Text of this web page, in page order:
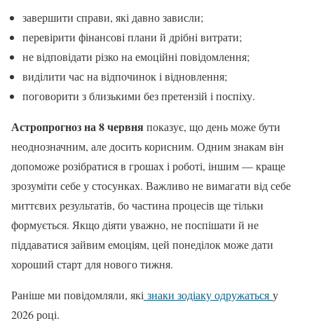
завершити справи, які давно зависли;
перевірити фінансові плани й дрібні витрати;
не відповідати різко на емоційні повідомлення;
виділити час на відпочинок і відновлення;
поговорити з близькими без претензій і поспіху.
Астропрогноз на 8 червняпоказує, що день може бути
неоднозначним, але досить корисним. Одним знакам він
допоможе розібратися в грошах і роботі, іншим — краще
зрозуміти себе у стосунках. Важливо не вимагати від себе
миттєвих результатів, бо частина процесів ще тільки
формується. Якщо діяти уважно, не поспішати й не
піддаватися зайвим емоціям, цей понеділок може дати
хороший старт для нового тижня.
Раніше ми повідомляли, які знаки зодіаку одружаться у
2026 році.